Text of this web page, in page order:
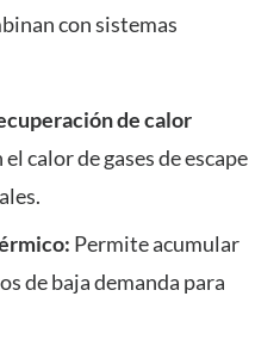
con sistemas
de calor
calor de gases de escape
Permite acumular
de baja demanda para